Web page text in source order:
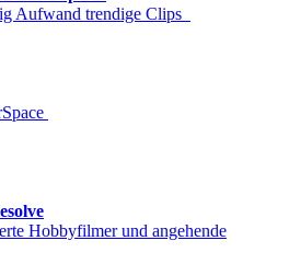
Aufwand trendige Clips
Hobbyfilmer und angehende